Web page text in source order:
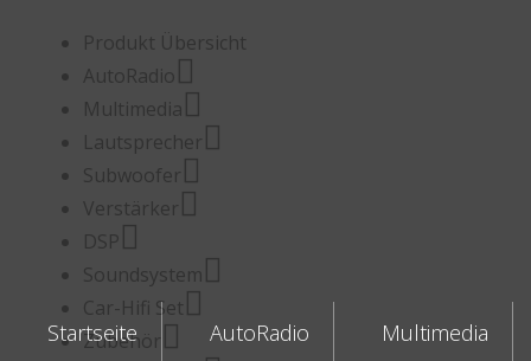
Startseite AutoRadio Multimedia
Produkt Übersicht
AutoRadio
Multimedia
Lautsprecher
Subwoofer
Verstärker
DSP
Soundsystem
Car-Hifi Set
Zubehör